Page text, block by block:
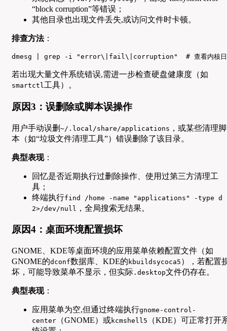
“block corruption”等错误；
其他目录也出现文件丢失,或访问文件时卡顿。
排查方法：
dmesg | grep -i "error\|fail\|corruption"  # 查看内核日
若出现大量文件系统错误,需进一步检查硬盘健康度（如
smartctl工具）。
原因3：误删除或脚本误操作
用户手动误删 ~/.local/share/applications ，或某些清理脚
本（如“垃圾文件清理工具”）错误删除了该目录。
典型表现：
回忆是否近期执行过删除操作、使用过第三方清理工
具；
终端执行find /home -name "applications" -type d
2>/dev/null
，全局搜索无结果。
原因4：桌面环境配置损坏
GNOME、KDE等桌面环境的应用菜单依赖配置文件（如
GNOME的dconf数据库、KDE的 kbuildsycoca5 ），若配置
坏，可能导致菜单不显示，但实际 .desktop文件仍存在。
典型表现：
应用菜单为空,但通过终端执行gnome-control-
center （GNOME）或kcmshell5
（KDE）可正常打开